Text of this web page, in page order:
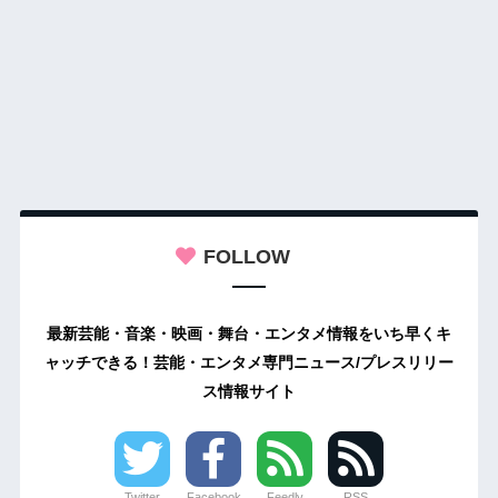
FOLLOW
最新芸能・音楽・映画・舞台・エンタメ情報をいち早くキ
ャッチできる！芸能・エンタメ専門ニュース/プレスリリー
ス情報サイト